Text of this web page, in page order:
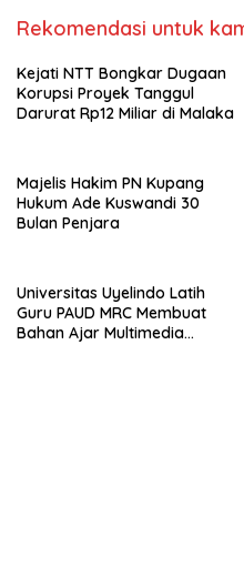
Rekomendasi untuk
Kejati NTT Bongkar Dugaan
Korupsi Proyek Tanggul
Darurat Rp12 Miliar di Malaka
Majelis Hakim PN Kupang
Hukum Ade Kuswandi 30
Bulan Penjara
Universitas Uyelindo Latih
Guru PAUD MRC Membuat
Bahan Ajar Multimedia